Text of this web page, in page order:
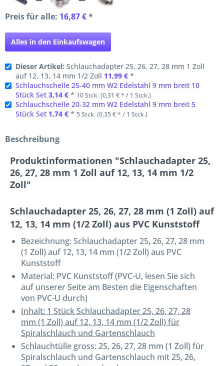
Preis für alle: 16,87 €*
Alles in den Einkaufswagen
Dieser Artikel: Schlauchadapter 25, 26, 27, 28 mm 1 Zoll
auf 12, 13, 14 mm 1/2 Zoll 11,99 € *
Schlauchschelle 25-40 mm W2 Edelstahl 9 mm breit 10
Stück Set 3,14 € * 10 Stck. (0,31 € * / 1 Stck.)
Schlauchschelle 20-32 mm W2 Edelstahl 9 mm breit 5
Stück Set 1,74 € * 5 Stck. (0,35 € * / 1 Stck.)
Beschreibung
Produktinformationen "Schlauchadapter 25,
26, 27, 28 mm 1 Zoll auf 12, 13, 14 mm 1/2
Zoll"
Schlauchadapter 25, 26, 27, 28 mm (1 Zoll) auf
12, 13, 14 mm (1/2 Zoll) aus PVC Kunststoff
Bezeichnung: Schlauchadapter 25, 26, 27, 28 mm
(1 Zoll) auf 12, 13, 14 mm (1/2 Zoll) aus PVC
Kunststoff
Material: PVC Kunststoff (PVC-U, lesen Sie sich
auf unserer Seite am Besten die Eigenschaften
von PVC-U durch)
Inhalt: 1 Stück Schlauchadapter 25, 26, 27, 28
mm (1 Zoll) auf 12, 13, 14 mm (1/2 Zoll) für
Spiralschlauch und Gartenschlauch
Schlauchtülle gross: 25, 26, 27, 28 mm (1 Zoll) für
Spiralschlauch und Gartenschlauch mit 25, 26,